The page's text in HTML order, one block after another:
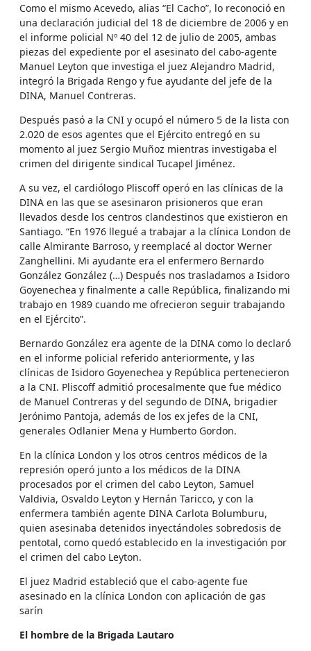
Como el mismo Acevedo, alias “El Cacho”, lo reconoció en
una declaración judicial del 18 de diciembre de 2006 y en
el informe policial Nº 40 del 12 de julio de 2005, ambas
piezas del expediente por el asesinato del cabo-agente
Manuel Leyton que investiga el juez Alejandro Madrid,
integró la Brigada Rengo y fue ayudante del jefe de la
DINA, Manuel Contreras.
Después pasó a la CNI y ocupó el número 5 de la lista con
2.020 de esos agentes que el Ejército entregó en su
momento al juez Sergio Muñoz mientras investigaba el
crimen del dirigente sindical Tucapel Jiménez.
A su vez, el cardiólogo Pliscoff operó en las clínicas de la
DINA en las que se asesinaron prisioneros que eran
llevados desde los centros clandestinos que existieron en
Santiago. “En 1976 llegué a trabajar a la clínica London de
calle Almirante Barroso, y reemplacé al doctor Werner
Zanghellini. Mi ayudante era el enfermero Bernardo
González González (…) Después nos trasladamos a Isidoro
Goyenechea y finalmente a calle República, finalizando mi
trabajo en 1989 cuando me ofrecieron seguir trabajando
en el Ejército”.
Bernardo González era agente de la DINA como lo declaró
en el informe policial referido anteriormente, y las
clínicas de Isidoro Goyenechea y República pertenecieron
a la CNI. Pliscoff admitió procesalmente que fue médico
de Manuel Contreras y del segundo de DINA, brigadier
Jerónimo Pantoja, además de los ex jefes de la CNI,
generales Odlanier Mena y Humberto Gordon.
En la clínica London y los otros centros médicos de la
represión operó junto a los médicos de la DINA
procesados por el crimen del cabo Leyton, Samuel
Valdivia, Osvaldo Leyton y Hernán Taricco, y con la
enfermera también agente DINA Carlota Bolumburu,
quien asesinaba detenidos inyectándoles sobredosis de
pentotal, como quedó establecido en la investigación por
el crimen del cabo Leyton.
El juez Madrid estableció que el cabo-agente fue
asesinado en la clínica London con aplicación de gas
sarín
El hombre de la Brigada Lautaro